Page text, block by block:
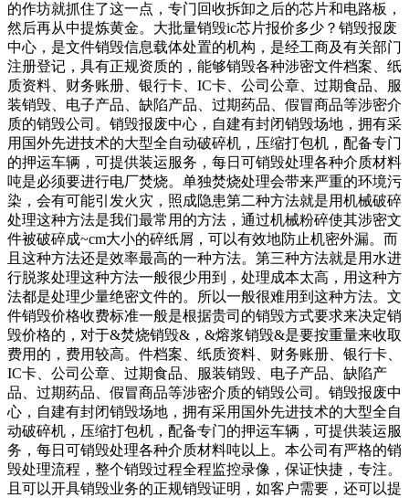
的作坊就抓住了这一点，专门回收拆卸之后的芯片和电路板，
然后再从中提炼黄金。大批量销毁ic芯片报价多少？销毁报废
中心，是文件销毁信息载体处置的机构，是经工商及有关部门
注册登记，具有正规资质的，能够销毁各种涉密文件档案、纸
质资料、财务账册、银行卡、IC卡、公司公章、过期食品、服
装销毁、电子产品、缺陷产品、过期药品、假冒商品等涉密介
质的销毁公司。销毁报废中心，自建有封闭销毁场地，拥有采
用国外先进技术的大型全自动破碎机，压缩打包机，配备专门
的押运车辆，可提供装运服务，每日可销毁处理各种介质材料
吨是必须要进行电厂焚烧。单独焚烧处理会带来严重的环境污
染，会有可能引发火灾，照成隐患第二种方法就是用机械破碎
处理这种方法是我们最常用的方法，通过机械粉碎使其涉密文
件被破碎成~cm大小的碎纸屑，可以有效地防止机密外漏。而
且这种方法还是效率最高的一种方法。第三种方法就是用水进
行脱浆处理这种方法一般很少用到，处理成本太高，用这种方
法都是处理少量绝密文件的。所以一般很难用到这种方法。文
件销毁价格收费标准一般是根据贵司的销毁方式要求来决定销
毁价格的，对于&焚烧销毁&，&熔浆销毁&是要按重量来收取
费用的，费用较高。件档案、纸质资料、财务账册、银行卡、
IC卡、公司公章、过期食品、服装销毁、电子产品、缺陷产
品、过期药品、假冒商品等涉密介质的销毁公司。销毁报废中
心，自建有封闭销毁场地，拥有采用国外先进技术的大型全自
动破碎机，压缩打包机，配备专门的押运车辆，可提供装运服
务，每日可销毁处理各种介质材料吨以上。本公司有严格的销
毁处理流程，整个销毁过程全程监控录像，保证快捷，专注。
且可以开具销毁业务的正规销毁证明，如客户需要，还可以提